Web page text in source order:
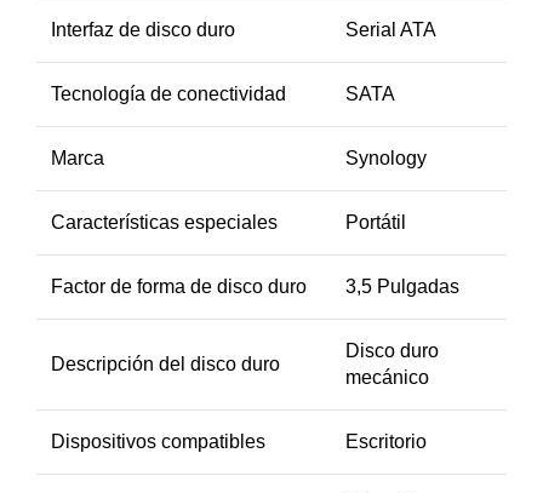
Interfaz de disco duro Serial ATA
Tecnología de conectividad SATA
Marca Synology
Características especiales Portátil
Factor de forma de disco duro 3,5 Pulgadas
Descripción del disco duro
Disco duro
mecánico
Dispositivos compatibles Escritorio